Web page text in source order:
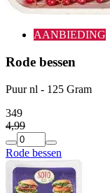
AANBIEDING
Rode bessen
Puur nl - 125 Gram
349
4,99
Rode bessen